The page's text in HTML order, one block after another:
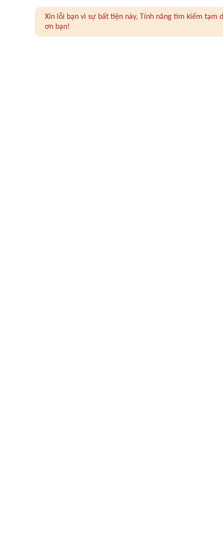
Xin lỗi bạn vì sự bất tiện này, Tính năng tìm kiếm
ơn bạn!